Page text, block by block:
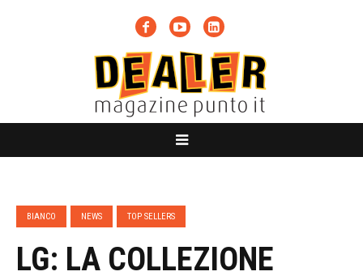
BIANCO NEWS TOP SELLERS
LG: LA COLLEZIONE